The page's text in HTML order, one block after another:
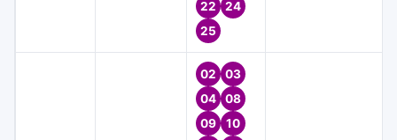
22
24
25
02
03
04
08
09
10